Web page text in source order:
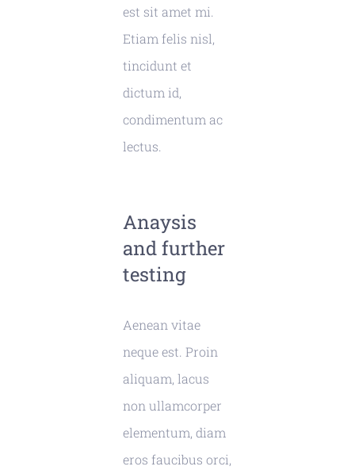
est sit amet mi.
Etiam felis nisl,
tincidunt et
dictum id,
condimentum ac
lectus.
Anaysis
and further
testing
Aenean vitae
neque est. Proin
aliquam, lacus
non ullamcorper
elementum, diam
eros faucibus orci,